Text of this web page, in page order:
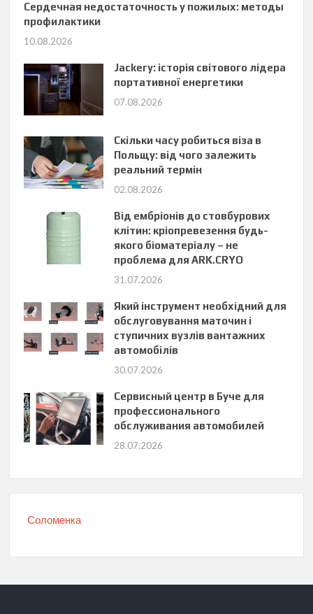
Сердечная недостаточность у пожилых: методы
профилактики
10.08.2026
Jackery: історія світового лідера
портативної енергетики
07.08.2026
Скільки часу робиться віза в
Польщу: від чого залежить
реальний термін
02.08.2026
Від ембріонів до стовбурових
клітин: кріопревезення будь-
якого біоматеріалу – не
проблема для ARK.CRYO
31.07.2026
Який інструмент необхідний для
обслуговування маточин і
ступичних вузлів вантажних
автомобілів
30.07.2026
Сервисный центр в Буче для
профессионального
обслуживания автомобилей
28.07.2026
Соломенка